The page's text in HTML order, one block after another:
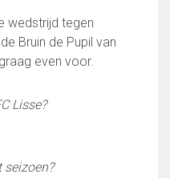
wedstrijd tegen
Bruin de Pupil van
even voor.
Lisse?
seizoen?